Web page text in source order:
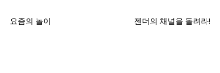
글
요즘의 놀이 젠더의 채널을 돌려라!